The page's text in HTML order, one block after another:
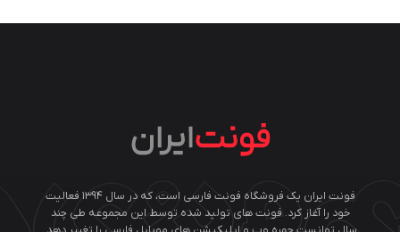
فونت ایران یک فروشگاه فونت فارسی است، که در سال ۱۳۹۴ فعالیت
خود را آغاز کرد. فونت های تولید شده توسط این مجموعه طی چند